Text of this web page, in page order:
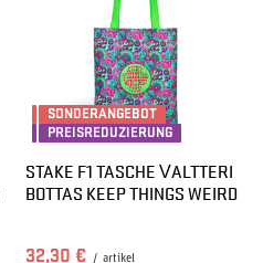
SONDERANGEBOT
PREISREDUZIERUNG
STAKE F1 TASCHE VALTTERI
BOTTAS KEEP THINGS WEIRD
32,30 € / artikel